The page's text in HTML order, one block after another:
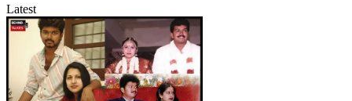
Latest